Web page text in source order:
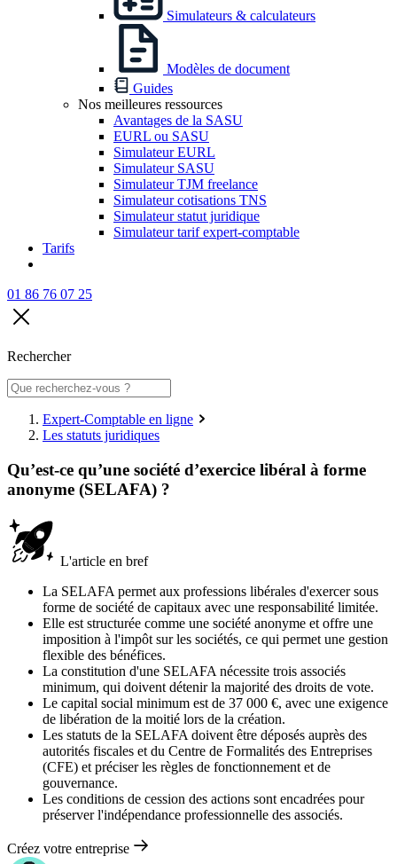
Simulateurs & calculateurs
Modèles de document
Guides
Nos meilleures ressources
Avantages de la SASU
EURL ou SASU
Simulateur EURL
Simulateur SASU
Simulateur TJM freelance
Simulateur cotisations TNS
Simulateur statut juridique
Simulateur tarif expert-comptable
Tarifs
01 86 76 07 25
Rechercher
Expert-Comptable en ligne
Les statuts juridiques
Qu’est-ce qu’une société d’exercice libéral à forme
anonyme (SELAFA) ?
L'article en bref
La SELAFA permet aux professions libérales d'exercer sous
forme de société de capitaux avec une responsabilité limitée.
Elle est structurée comme une société anonyme et offre une
imposition à l'impôt sur les sociétés, ce qui permet une gestion
flexible des bénéfices.
La constitution d'une SELAFA nécessite trois associés
minimum, qui doivent détenir la majorité des droits de vote.
Le capital social minimum est de 37 000 €, avec une exigence
de libération de la moitié lors de la création.
Les statuts de la SELAFA doivent être déposés auprès des
autorités fiscales et du Centre de Formalités des Entreprises
(CFE) et préciser les règles de fonctionnement et de
gouvernance.
Les conditions de cession des actions sont encadrées pour
préserver l'indépendance professionnelle des associés.
Créez votre entreprise